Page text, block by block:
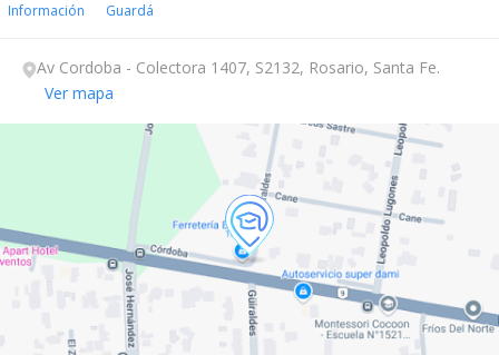
Información Guardá
Av Cordoba - Colectora 1407, S2132, Rosario, Santa Fe.
Ver mapa